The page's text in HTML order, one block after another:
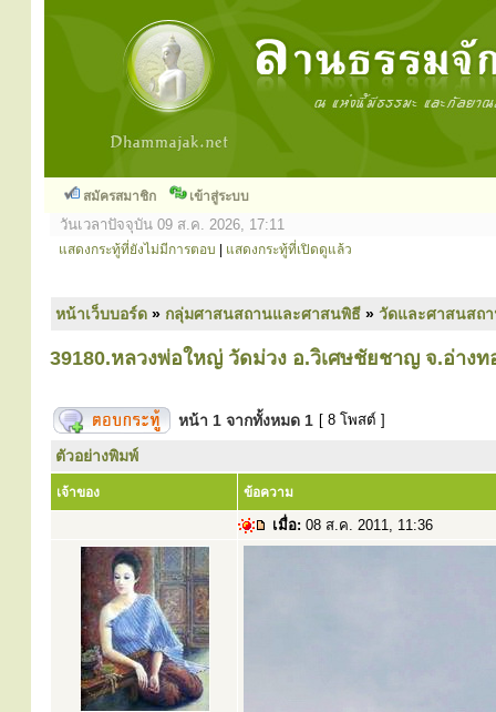
สมัครสมาชิก เข้าสู่ระบบ
วันเวลาปัจจุบัน 09 ส.ค. 2026, 17:11
แสดงกระทู้ที่ยังไม่มีการตอบ แสดงกระทู้ที่เปิดดูแล้ว
หน้าเว็บบอร์ด » กลุ่มศาสนสถานและศาสนพิธี » วัดและศาสนสถ
39180.หลวงพ่อใหญ่ วัดม่วง อ.วิเศษชัยชาญ จ.อ่างท
หน้า 1 จากทั้งหมด 1 [ 8 โพสต์ ]
ตัวอย่างพิมพ์
เจ้าของ ข้อความ
เมื่อ: 08 ส.ค. 2011, 11:36